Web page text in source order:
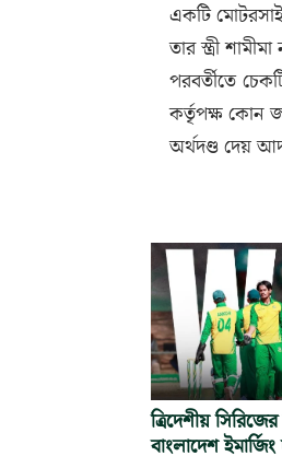
একটি
তার স্ত্রী
পরবর্তীতে
কর্তৃপক্ষ কোন
অর্থদণ্ড দেয়
ত্রিদেশীয়
বাংলাদেশ